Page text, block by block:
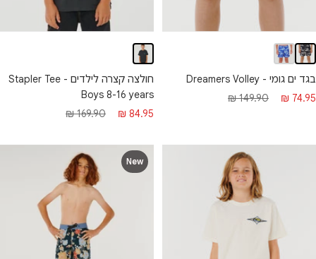
בגד ים גומי - Dreamers Volley
מחיר
74.95 ₪
מחיר
149.90 ₪
חולצה קצרה לילדים - Stapler Tee
Boys 8-16 years
מחיר
84.95 ₪
מחיר
169.90 ₪
New